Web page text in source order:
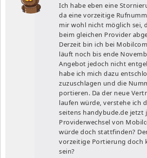
Ich habe eben eine
da eine vorzeitige
mir wohl nicht möglich sei,
beim gleichen Provider
Derzeit bin ich bei
läuft noch bis ende
Angebot jedoch nicht
habe ich mich dazu
zuzuschlagen und die
portieren. Da der neue
laufen würde, verstehe ich
seitens handybude.de jetzt
Providerwechsel von
würde doch stattfinden?
vorzeitige Portierung doch
sein?